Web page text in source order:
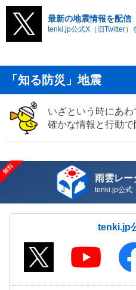
最新の地震情報を配信
tenki.jp公式X（旧Twitter）
「知る防災」地震
いざという時にあわ
確かな情報と行動
雨雲レー
tenki.jp公式
tenki.jp